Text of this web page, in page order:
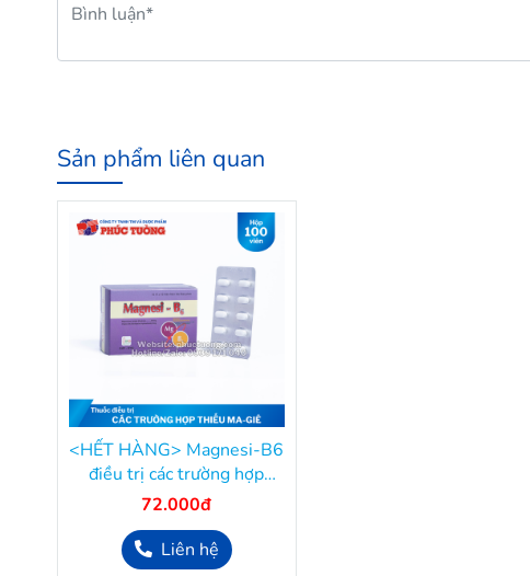
Sản phẩm liên quan
<HẾT HÀNG> Magnesi-B6
điều trị các trường hợp
thiếu Magnesi
72.000đ
Liên hệ